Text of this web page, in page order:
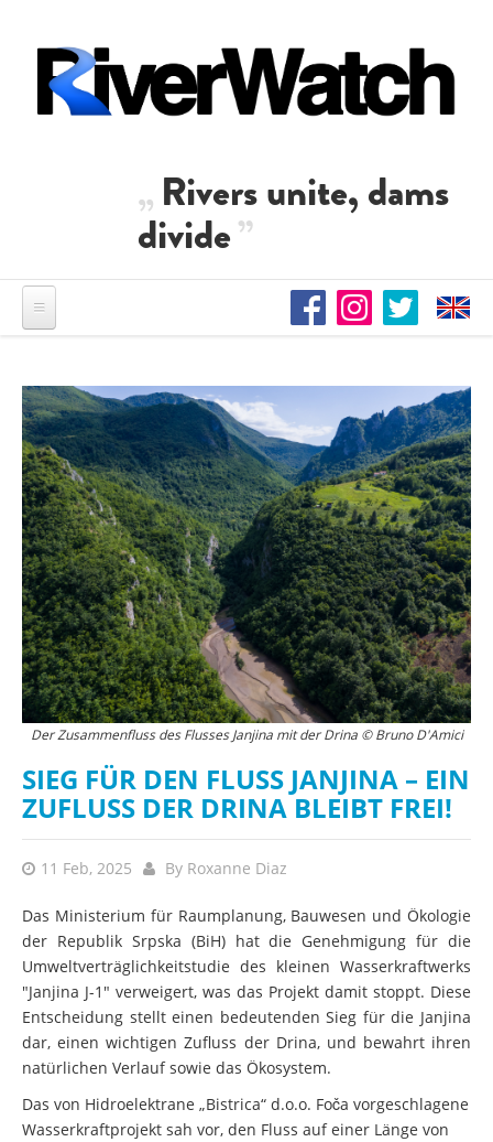
Rivers unite, dams
divide
Der Zusammenfluss des Flusses Janjina mit der Drina © Bruno D'Amici
SIEG FÜR DEN FLUSS JANJINA – EIN
ZUFLUSS DER DRINA BLEIBT FREI!
11 Feb, 2025 By Roxanne Diaz
Das Ministerium für Raumplanung, Bauwesen und Ökologie
der Republik Srpska (BiH) hat die Genehmigung für die
Umweltverträglichkeitstudie des kleinen Wasserkraftwerks
"Janjina J-1" verweigert, was das Projekt damit stoppt. Diese
Entscheidung stellt einen bedeutenden Sieg für die Janjina
dar, einen wichtigen Zufluss der Drina, und bewahrt ihren
natürlichen Verlauf sowie das Ökosystem.
Das von Hidroelektrane „Bistrica“ d.o.o. Foča vorgeschlagene
Wasserkraftprojekt sah vor, den Fluss auf einer Länge von